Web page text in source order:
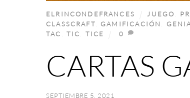
SEPTIEMBRE 5, 2021
CARTAS
ELRINCONDEFRANCES JUEGO
CLASSCRAFT
GAMIFICACIÓN
TAC
TIC TICE 0